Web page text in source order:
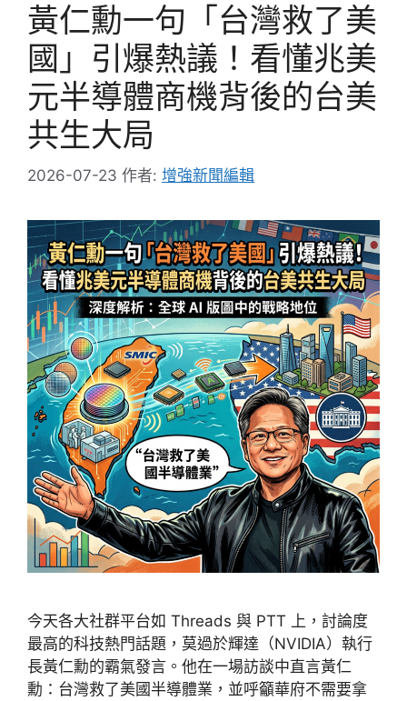
黃仁勳一句「台灣救了美
國」引爆熱議！看懂兆美
元半導體商機背後的台美
共生大局
2026-07-23 作者: 增強新聞編輯
今天各大社群平台如 Threads 與 PTT 上，討論度
最高的科技熱門話題，莫過於輝達（NVIDIA）執行
長黃仁勳的霸氣發言。他在一場訪談中直言黃仁
勳：台灣救了美國半導體業，並呼籲華府不需要拿